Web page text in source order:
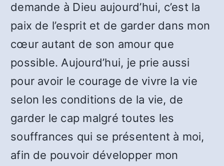
demande à Dieu aujourd’hui, c’est la
paix de l’esprit et de garder dans mon
cœur autant de son amour que
possible. Aujourd’hui, je prie aussi
pour avoir le courage de vivre la vie
selon les conditions de la vie, de
garder le cap malgré toutes les
souffrances qui se présentent à moi,
afin de pouvoir développer mon